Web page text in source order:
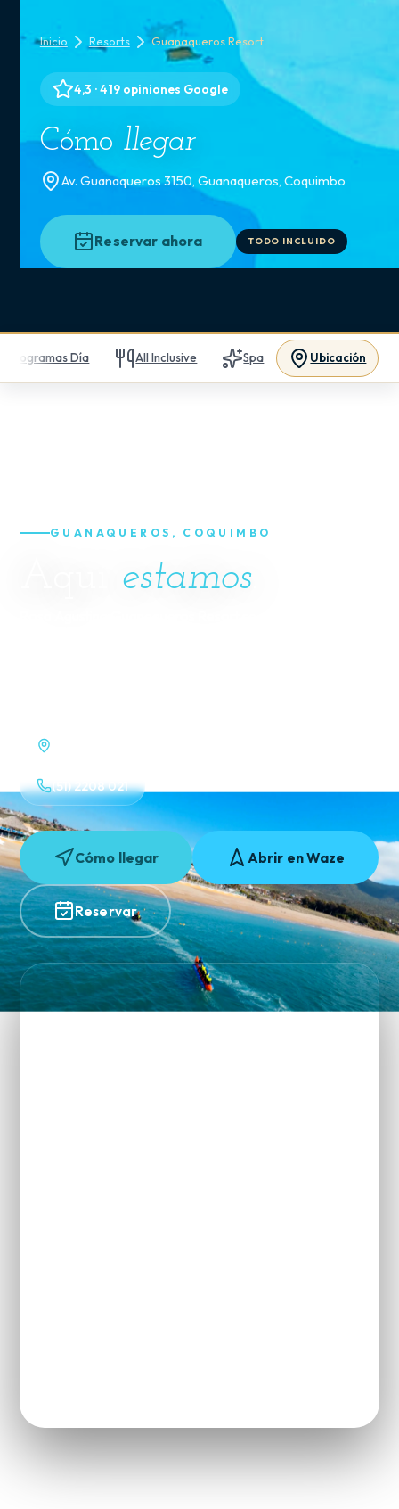
Inicio Resorts Guanaqueros Resort
4,3 · 419 opiniones Google
Cómo llegar
Av. Guanaqueros 3150, Guanaqueros, Coquimbo
Reservar ahora TODO INCLUIDO
Programas Día All Inclusive Spa Ubicación
GUANAQUEROS, COQUIMBO
estamos
(51) 2208 021
Cómo llegar Abrir en Waze
Reservar